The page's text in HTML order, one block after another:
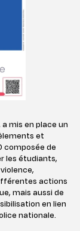
mis en place un
et
composée de
les étudiants,
actions
mais aussi de
en lien
nationale.